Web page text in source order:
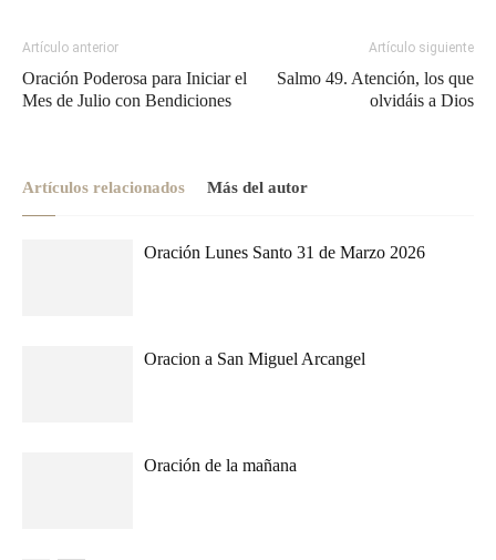
Artículo anterior
Oración Poderosa para Iniciar el
Mes de Julio con Bendiciones
Artículo siguiente
Salmo 49. Atención, los que
olvidáis a Dios
Artículos relacionados Más del autor
Oración Lunes Santo 31 de Marzo 2026
Oracion a San Miguel Arcangel
Oración de la mañana